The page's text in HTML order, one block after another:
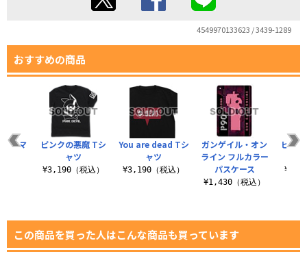
4549970133623 / 3439-1289
おすすめの商品
You are dead Tシ
ャツ
¥3,190（税込）
ガンゲイル・オン
ライン フルカラー
パスケース
¥1,430（税込）
ピン
ーマ
ピンクの悪魔 Tシ
ャツ
¥3,190（税込）
この商品を買った人はこんな商品も買っています